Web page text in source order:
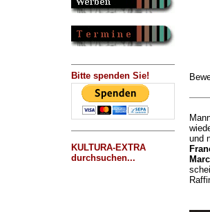
Bitte spenden Sie!
KULTURA-EXTRA
durchsuchen...
und